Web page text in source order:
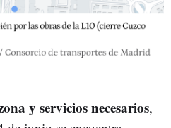
y servicios necesarios,